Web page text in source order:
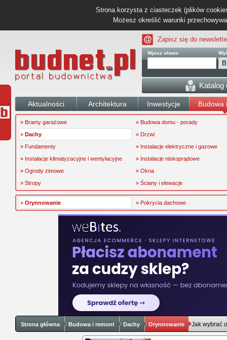
Strona korzysta z ciasteczek (plików
Możesz określić warunki
Zapisz się do
Wpisz słowo
Katalog
Aktualności Architektura Inwestycje Budowa
» Bramy garażowe
» Budowa domu - porady
» Dachy
» Drzwi
» Fundamenty
» Instalacje elektryczne i gazowe
» Instalacje klimatyzacyjne i wentylacyjne
» Instalacje niskoprądowe
» Ogrody zimowe
» Okna
» Stropy
» Ściany i elewacje
» Orynnowanie » Pokrycia dachowe
Strona główna Budowa i remont Dachy Orynnowanie Jak wybrać